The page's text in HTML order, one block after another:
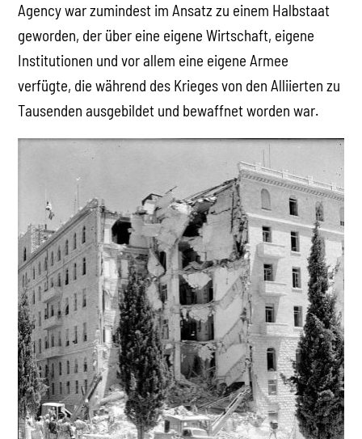
Agency war zumindest im Ansatz zu einem Halbstaat
geworden, der über eine eigene Wirtschaft, eigene
Institutionen und vor allem eine eigene Armee
verfügte, die während des Krieges von den Alliierten zu
Tausenden ausgebildet und bewaffnet worden war.